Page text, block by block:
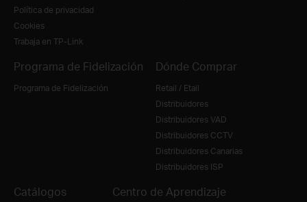
Política de privacidad
Cookies
Trabaja en TP-Link
Programa de Fidelización
Programa de Fidelización
Dónde Comprar
Retail / Etail
Distribuidores
Distribuidores VAD
Distribuidores CCTV
Distribuidores Canarias
Distribuidores ISP
Catálogos Centro de Aprendizaje